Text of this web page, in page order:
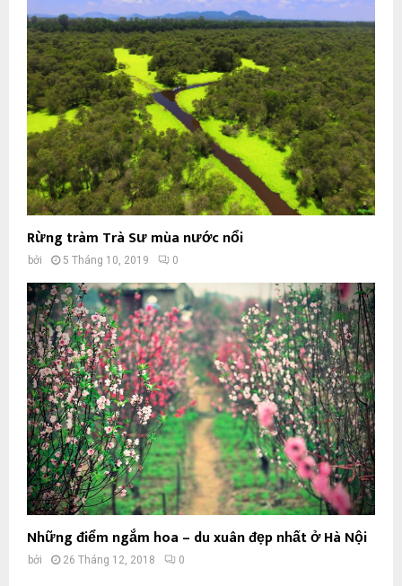
Rừng tràm Trà Sư mùa nước nổi
bởi 5 Tháng 10, 2019 0
Những điểm ngắm hoa – du xuân đẹp nhất ở Hà Nội
bởi 26 Tháng 12, 2018 0